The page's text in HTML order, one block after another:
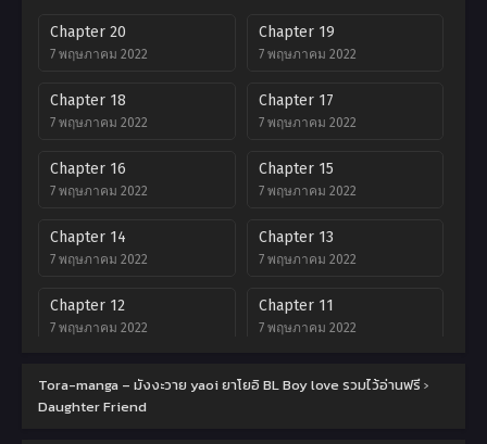
Chapter 20
7 พฤษภาคม 2022
Chapter 19
7 พฤษภาคม 2022
Chapter 18
7 พฤษภาคม 2022
Chapter 17
7 พฤษภาคม 2022
Chapter 16
7 พฤษภาคม 2022
Chapter 15
7 พฤษภาคม 2022
Chapter 14
7 พฤษภาคม 2022
Chapter 13
7 พฤษภาคม 2022
Chapter 12
7 พฤษภาคม 2022
Chapter 11
7 พฤษภาคม 2022
7 พฤษภาคม 2022 7 พฤษภาคม 2022
Tora-manga – มังงะวาย yaoi ยาโยอิ BL Boy love รวมไว้อ่านฟรี ›
Daughter Friend